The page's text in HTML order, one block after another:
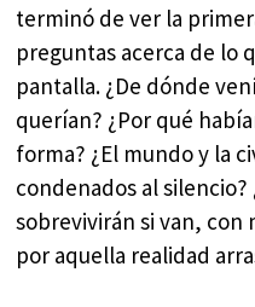
terminó de ver la
preguntas acerca de lo
pantalla. ¿De dónde
querían? ¿Por qué
forma? ¿El mundo y la
condenados al
sobrevivirán si van,
por aquella realidad